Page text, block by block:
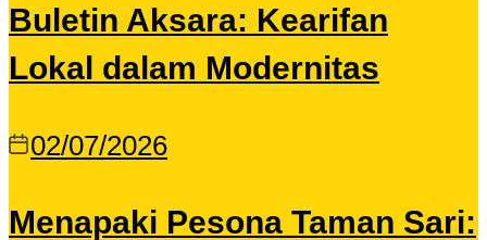
Buletin Aksara: Kearifan
Lokal dalam Modernitas
02/07/2026
Menapaki Pesona Taman Sari: